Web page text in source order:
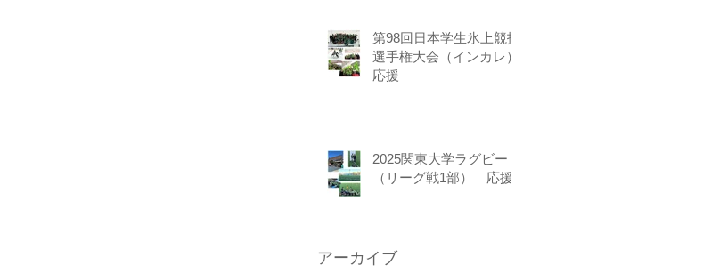
第98回日本学生氷上競技
選手権大会（インカレ）
応援
2025関東大学ラグビー
（リーグ戦1部） 応援
アーカイブ